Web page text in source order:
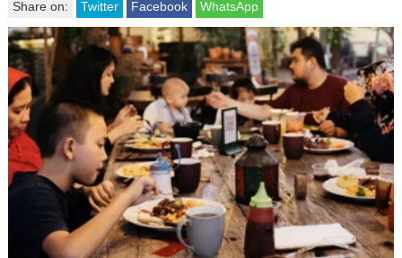
Share on: Twitter Facebook WhatsApp